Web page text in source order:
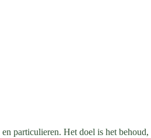
particulieren. Het doel is het